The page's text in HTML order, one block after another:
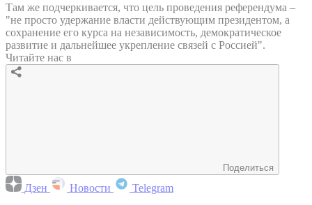
Там же подчеркивается, что цель проведения референдума –
"не просто удержание власти действующим президентом, а
сохранение его курса на независимость, демократическое
развитие и дальнейшее укрепление связей с Россией".
Читайте нас в
Поделиться
Дзен Новости Telegram